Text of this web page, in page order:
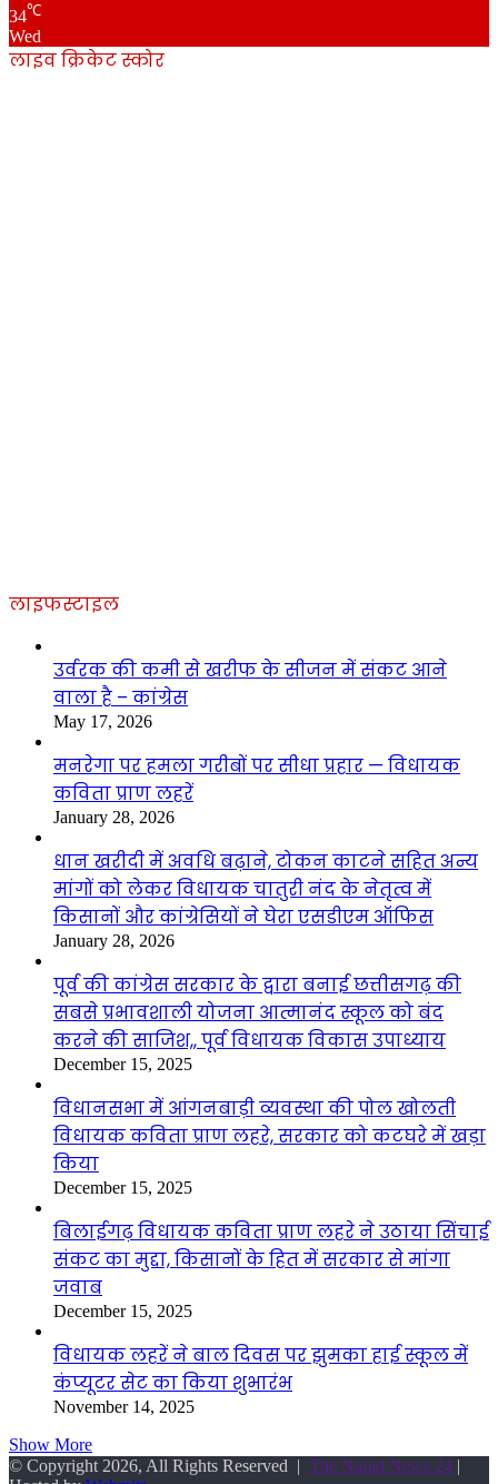
34℃
Wed
लाइव क्रिकेट स्कोर
लाइफस्टाइल
उर्वरक की कमी से खरीफ के सीजन में संकट आने
वाला है – कांग्रेस
May 17, 2026
मनरेगा पर हमला गरीबों पर सीधा प्रहार — विधायक
कविता प्राण लहरें
January 28, 2026
धान खरीदी में अवधि बढ़ाने, टोकन काटने सहित अन्य
मांगों को लेकर विधायक चातुरी नंद के नेतृत्व में
किसानों और कांग्रेसियों ने घेरा एसडीएम ऑफिस
January 28, 2026
पूर्व की कांग्रेस सरकार के द्वारा बनाई छत्तीसगढ़ की
सबसे प्रभावशाली योजना आत्मानंद स्कूल को बंद
करने की साजिश,, पूर्व विधायक विकास उपाध्याय
December 15, 2025
विधानसभा में आंगनबाड़ी व्यवस्था की पोल खोलती
विधायक कविता प्राण लहरे, सरकार को कटघरे में खड़ा
किया
December 15, 2025
बिलाईगढ़ विधायक कविता प्राण लहरे ने उठाया सिंचाई
संकट का मुद्दा, किसानों के हित में सरकार से मांगा
जवाब
December 15, 2025
विधायक लहरें ने बाल दिवस पर झुमका हाई स्कूल में
कंप्यूटर सेट का किया शुभारंभ
November 14, 2025
Show More
© Copyright 2026, All Rights Reserved | The Narad News 24 |